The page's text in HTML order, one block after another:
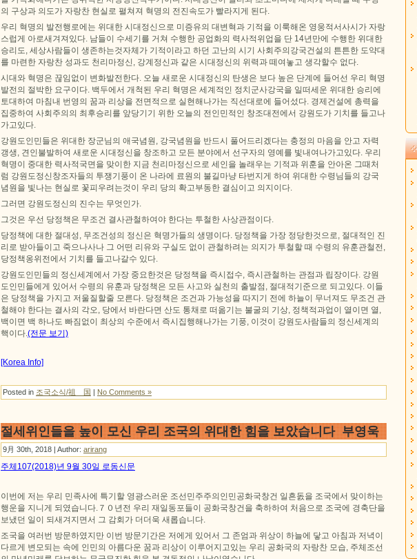
의 구상과 의도가 자랑찬 현실로 펼쳐져 혁명의 전진속도가 빨라지게 된다.
우리 혁명의 발전행로에는 위대한 시대정신으로 미증유의 대변혁과 기적을 이룩해온 영웅적서사시가 자랑
스럽게 아로새겨져있다. 남들이 수세기를 거쳐 수행한 공업화의 력사적위업을 단 14년만에 수행한 위대한
승리도, 세상사람들이 생존하는것자체가 기적이라고 하던 고난의 시기 사회주의강국건설의 튼튼한 도약대
를 마련한 자랑찬 성과도 천리마정신, 강계정신과 같은 시대정신의 위력과 떼여놓고 생각할수 없다.
시대와 혁명은 끊임없이 변화발전한다. 오늘 새로운 시대정신의 탄생은 보다 높은 단계에 들어선 우리 혁명
발전의 절박한 요구이다. 백두에서 개척된 우리 혁명은 세계적인 정치군사강국을 일떠세운 위대한 승리에
토대하여 마침내 번영의 꿈과 리상을 전면적으로 실현해나가는 직선대로에 들어섰다. 경제건설에 총력을
집중하여 사회주의의 최후승리를 앞당기기 위한 오늘의 전인민적인 창조대전에서 강원도가 기치를 들고나
가고있다.
강원도인민들은 위대한 장군님의 애국념원, 강국념원을 반드시 풀어드리겠다는 충정의 마음을 안고 자력
갱생, 견인불발하여 새로운 시대정신을 창조하고 모든 분야에서 선구자의 영예를 빛내여나가고있다. 우리
혁명이 중대한 력사적국면을 맞이한 지금 천리마정신으로 세인을 놀래우는 기적과 위훈을 안아온 그때처
럼 강원도정신창조자들의 투쟁기풍이 온 나라에 료원의 불길마냥 타번지게 하여 위대한 수령님들의 강국
념원을 빛나는 현실로 꽃피우려는것이 우리 당의 확고부동한 결심이고 의지이다.
그러면 강원도정신의 진수는 무엇인가.
그것은 우선 당정책은 무조건 결사관철하여야 한다는 투철한 사상관점이다.
당정책에 대한 절대성, 무조건성의 정신은 혁명가들의 생명이다. 당정책을 가장 정당한것으로, 절대적인 진
리로 받아들이고 죽으나사나 그 어떤 리유와 구실도 없이 관철하려는 의지가 투철할 때 수령의 유훈관철전,
당정책옹위전에서 기치를 들고나갈수 있다.
강원도인민들의 정신세계에서 가장 중요한것은 당정책을 즉시접수, 즉시관철하는 관점과 립장이다. 강원
도인민들에게 있어서 수령의 유훈과 당정책은 모든 사고와 실천의 출발점, 절대적기준으로 되고있다. 이들
은 당정책을 가지고 저울질할줄 모른다. 당정책은 조건과 가능성을 따지기 전에 하늘이 무너져도 무조건 관
철해야 한다는 결사의 각오, 당에서 바란다면 산도 통채로 떠옮기는 불굴의 기상, 정책적과업이 열이면 열,
백이면 백 하나도 빠짐없이 최상의 수준에서 즉시집행해나가는 기풍, 이것이 강원도사람들의 정신세계의
핵이다.(전문 보기)
[Korea Info]
Posted in 조국소식/祖 国 No Comments »
절세위인들을 높이 모신 우리 조국의 위대한 힘을 보았습니다 부영욱
9月 30th, 2018 | Author: arirang
주체107(2018)년 9월 30일 로동신문
이번에 저는 우리 민족사에 특기할 영광스러운 조선민주주의인민공화국창건 일흔돐을 조국에서 맞이하는
행운을 지니게 되였습니다.７０년전 우리 재일동포들이 공화국창건을 축하하여 처음으로 조국에 경축단을
보냈던 일이 되새겨지면서 그 감회가 더더욱 새롭습니다.
조국을 여러번 방문하였지만 이번 방문기간은 저에게 있어서 그 존엄과 위상이 하늘에 닿고 아침과 저녁이
다르게 변모되는 속에 인민의 아름다운 꿈과 리상이 이루어지고있는 우리 공화국의 자랑찬 모습, 주체조선